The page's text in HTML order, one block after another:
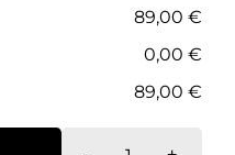
89,00 €
0,00 €
89,00 €
Replica-